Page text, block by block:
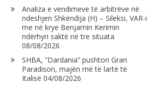
Analiza e vendimeve të arbitrëve në
ndeshjen Shkëndija (H) – Sileksi, VAR-i
me në krye Benjamin Kerimin
ndërhyri saktë në tre situata
08/08/2026
SHBA, “Dardania” pushton Gran
Paradison, majën më të lartë të
Italisë 04/08/2026